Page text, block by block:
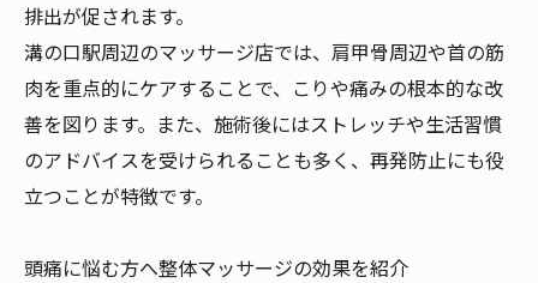
排出が促されます。
溝の口駅周辺のマッサージ店では、肩甲骨周辺や首の筋
肉を重点的にケアすることで、こりや痛みの根本的な改
善を図ります。また、施術後にはストレッチや生活習慣
のアドバイスを受けられることも多く、再発防止にも役
立つことが特徴です。
頭痛に悩む方へ整体マッサージの効果を紹介